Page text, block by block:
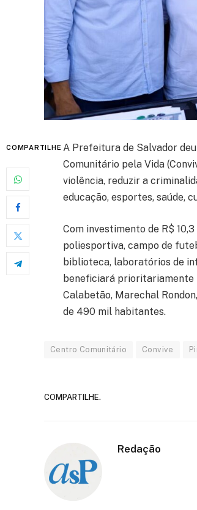
COMPARTILHE A Prefeitura de Salvador
Comunitário pela Vida
violência, reduzir a
educação, esportes, saúde,
Com investimento de R$
poliesportiva, campo de
biblioteca, laboratórios de
beneficiará prioritariamente
Calabetão, Marechal
de 490 mil habitantes.
Centro Comunitário Convive
COMPARTILHE.
Redação